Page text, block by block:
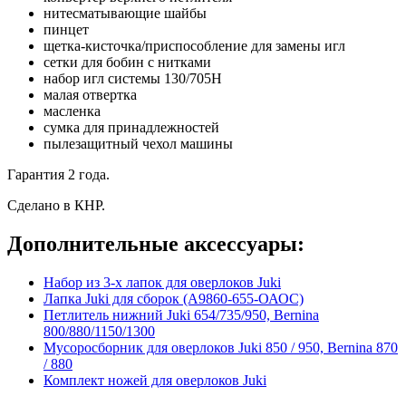
нитесматывающие шайбы
пинцет
щетка-кисточка/приспособление для замены игл
сетки для бобин с нитками
набор игл системы 130/705Н
малая отвертка
масленка
сумка для принадлежностей
пылезащитный чехол машины
Гарантия 2 года.
Сделано в КНР.
Дополнительные аксессуары:
Набор из 3-х лапок для оверлоков Juki
Лапка Juki для сборок (А9860-655-ОАОС)
Петлитель нижний Juki 654/735/950, Bernina
800/880/1150/1300
Мусоросборник для оверлоков Juki 850 / 950, Bernina 870
/ 880
Комплект ножей для оверлоков Juki